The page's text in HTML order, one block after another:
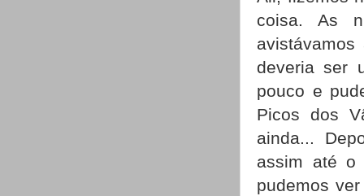
coisa. As
deveria ser
pouco e
Picos dos
ainda...
assim até o
pudemos